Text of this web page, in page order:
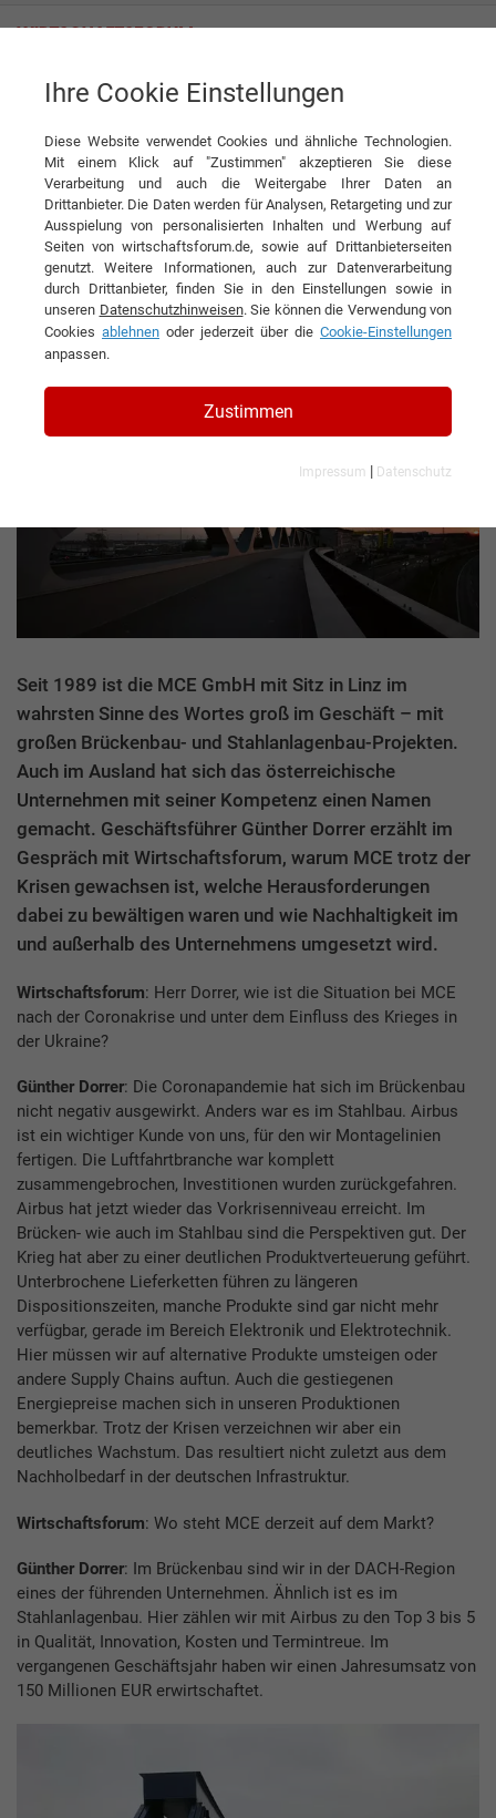
MCE GmbH Handschlagqualität in großem Stil
Interview MCE GmbH
DIESEN ARTIKEL EMPFEHLEN
Handschlagqualität in großem Stil
Interview mit Günther Dorrer,
Geschäftsführer der MCE GmbH
Seit 1989 ist die MCE GmbH mit Sitz in Linz im
wahrsten Sinne des Wortes groß im Geschäft – mit
großen Brückenbau- und Stahlanlagenbau-Projekten.
Auch im Ausland hat sich das österreichische
Unternehmen mit seiner Kompetenz einen Namen
gemacht. Geschäftsführer Günther Dorrer erzählt im
Gespräch mit Wirtschaftsforum, warum MCE trotz der
Krisen gewachsen ist, welche Herausforderungen
dabei zu bewältigen waren und wie Nachhaltigkeit im
und außerhalb des Unternehmens umgesetzt wird.
Wirtschaftsforum: Herr Dorrer, wie ist die Situation bei MCE
nach der Coronakrise und unter dem Einfluss des Krieges in
der Ukraine?
Günther Dorrer: Die Coronapandemie hat sich im Brückenbau
nicht negativ ausgewirkt. Anders war es im Stahlbau. Airbus
ist ein wichtiger Kunde von uns, für den wir Montagelinien
fertigen. Die Luftfahrtbranche war komplett
zusammengebrochen, Investitionen wurden zurückgefahren.
Airbus hat jetzt wieder das Vorkrisenniveau erreicht. Im
Brücken- wie auch im Stahlbau sind die Perspektiven gut. Der
Krieg hat aber zu einer deutlichen Produktverteuerung geführt.
Unterbrochene Lieferketten führen zu längeren
Dispositionszeiten, manche Produkte sind gar nicht mehr
verfügbar, gerade im Bereich Elektronik und Elektrotechnik.
Hier müssen wir auf alternative Produkte umsteigen oder
andere Supply Chains auftun. Auch die gestiegenen
Energiepreise machen sich in unseren Produktionen
bemerkbar. Trotz der Krisen verzeichnen wir aber ein
deutliches Wachstum. Das resultiert nicht zuletzt aus dem
Nachholbedarf in der deutschen Infrastruktur.
Wirtschaftsforum: Wo steht MCE derzeit auf dem Markt?
Günther Dorrer: Im Brückenbau sind wir in der DACH-Region
eines der führenden Unternehmen. Ähnlich ist es im
Stahlanlagenbau. Hier zählen wir mit Airbus zu den Top 3 bis 5
in Qualität, Innovation, Kosten und Termintreue. Im
vergangenen Geschäftsjahr haben wir einen Jahresumsatz von
150 Millionen EUR erwirtschaftet.
Ihre Cookie Einstellungen
Diese Website verwendet Cookies und ähnliche Technologien.
Mit einem Klick auf "Zustimmen" akzeptieren Sie diese
Verarbeitung und auch die Weitergabe Ihrer Daten an
Drittanbieter. Die Daten werden für Analysen, Retargeting und zur
Ausspielung von personalisierten Inhalten und Werbung auf
Seiten von wirtschaftsforum.de, sowie auf Drittanbieterseiten
genutzt. Weitere Informationen, auch zur Datenverarbeitung
durch Drittanbieter, finden Sie in den Einstellungen sowie in
unseren Datenschutzhinweisen. Sie können die Verwendung von
Cookies ablehnen oder jederzeit über die Cookie-Einstellungen
anpassen.
Zustimmen
Impressum | Datenschutz